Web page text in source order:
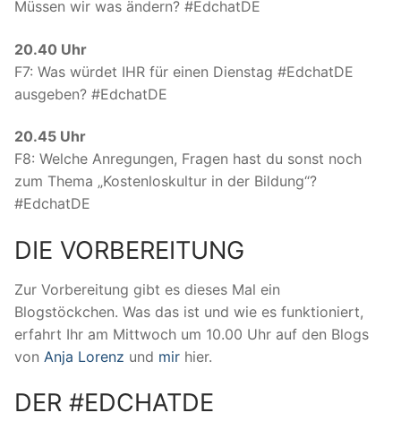
Müssen wir was ändern? #EdchatDE
20.40 Uhr
F7: Was würdet IHR für einen Dienstag #EdchatDE
ausgeben? #EdchatDE
20.45 Uhr
F8: Welche Anregungen, Fragen hast du sonst noch
zum Thema „Kostenloskultur in der Bildung“?
#EdchatDE
DIE VORBEREITUNG
Zur Vorbereitung gibt es dieses Mal ein
Blogstöckchen. Was das ist und wie es funktioniert,
erfahrt Ihr am Mittwoch um 10.00 Uhr auf den Blogs
von Anja Lorenz und mir hier.
DER #EDCHATDE